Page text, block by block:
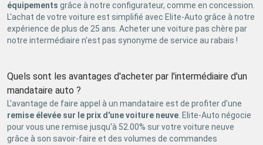
équipements grâce à notre configurateur, comme en concession.
L'achat de votre voiture est simplifié avec Elite-Auto grâce à notre
expérience de plus de 25 ans. Acheter une voiture pas chère par
notre intermédiaire n'est pas synonyme de service au rabais !
Quels sont les avantages d'acheter par l'intermédiaire d'un
mandataire auto ?
L'avantage de faire appel à un mandataire est de profiter d'une
remise élevée sur le prix d'une voiture neuve . Elite-Auto négocie
pour vous une remise jusqu'à 52.00% sur votre voiture neuve
grâce à son savoir-faire et des volumes de commandes